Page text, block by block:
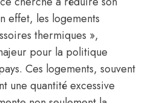
effet, les logements
thermiques »,
pour la politique
Ces logements, souvent
une quantité excessive